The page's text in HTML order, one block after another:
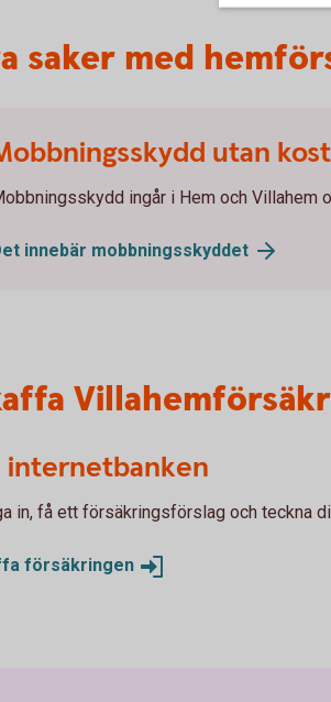
saker med
utan
ingår i Hem och Villahem
innebär mobbningsskyddet
internetbanken
in, få ett försäkringsförslag och teckna
försäkringen